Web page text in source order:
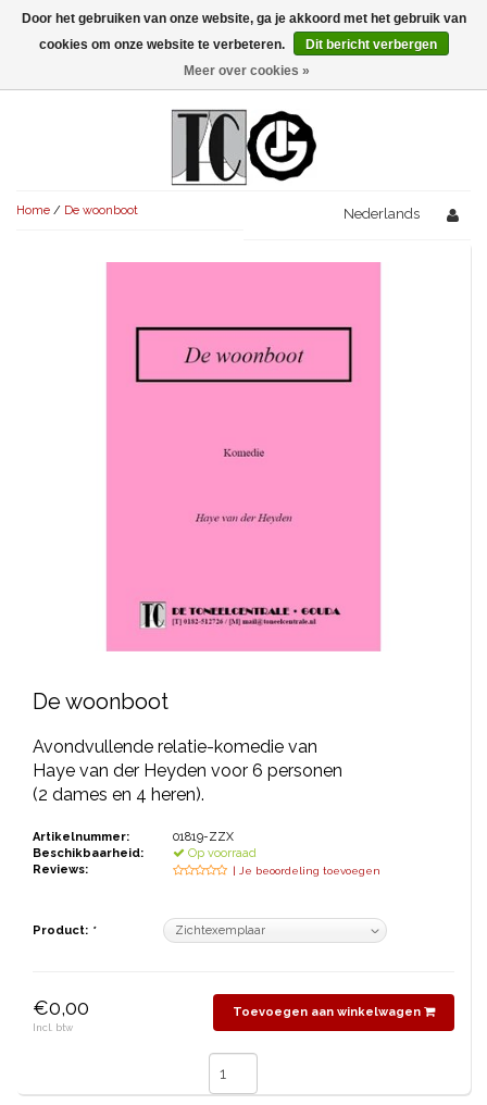
Menu
AVONDVULLEND (+75')
KORT (-30')
AVONDVULLEND (+75')
OVERIG (30'-75')
AVONDVULLEND (+75')
SPEKTAKELSTUKKEN
THEATERBOEKEN
SKETCHES
Home / De woonboot Nederlands
De woonboot
Avondvullende relatie-komedie van
Haye van der Heyden voor 6 personen
(2 dames en 4 heren).
Artikelnummer:
01819-ZZX
Beschikbaarheid:
Op voorraad
Reviews:
| Je beoordeling toevoegen
Product: *
€0,00
Incl. btw
Toevoegen aan winkelwagen
Door het gebruiken van onze website, ga je akkoord met het gebruik van
cookies om onze website te verbeteren.
Dit bericht verbergen
Meer over cookies »